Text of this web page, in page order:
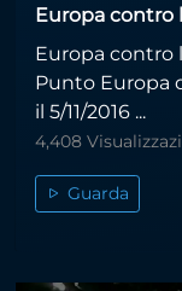
Europa contro
Europa contro
Punto Europa
il 5/11/2016 ...
4,408
Guarda